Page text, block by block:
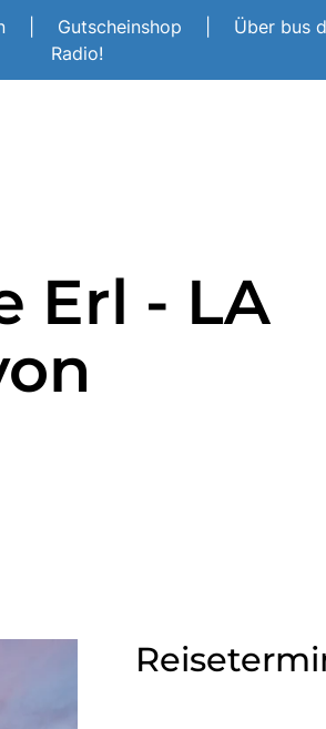
Gutscheinshop Über bus
Radio!
Erl - LA